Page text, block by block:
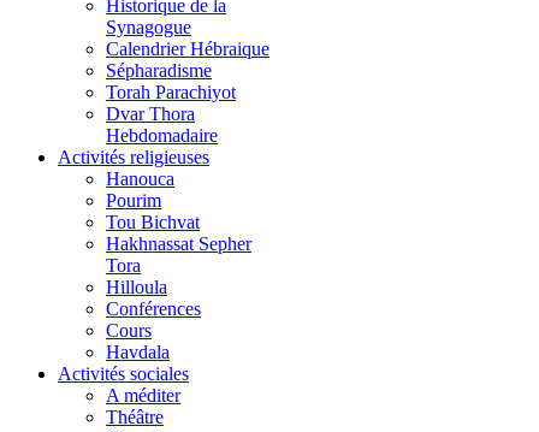
Historique de la
Synagogue
Calendrier Hébraique
Sépharadisme
Torah Parachiyot
Dvar Thora
Hebdomadaire
Activités religieuses
Hanouca
Pourim
Tou Bichvat
Hakhnassat Sepher
Tora
Hilloula
Conférences
Cours
Havdala
Activités sociales
A méditer
Théâtre